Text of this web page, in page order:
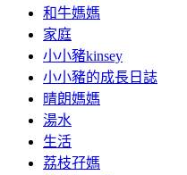
和牛媽媽
家庭
小小豬kinsey
小小豬的成長日誌
晴朗媽媽
湯水
生活
荔枝孖媽